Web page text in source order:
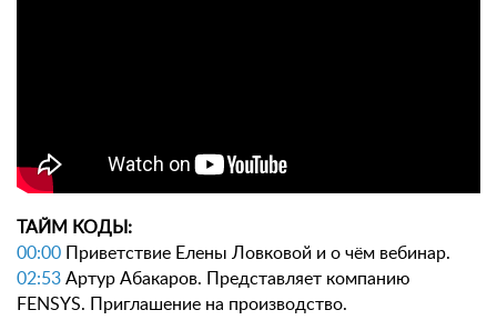
ТАЙМ КОДЫ:
00:00 Приветствие Елены Ловковой и о чём вебинар.
02:53 Артур Абакаров. Представляет компанию
FENSYS. Приглашение на производство.